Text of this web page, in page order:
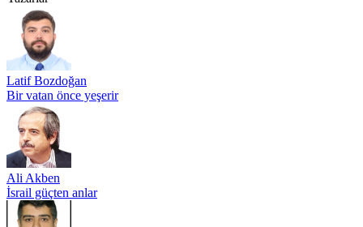
Latif Bozdoğan
Bir vatan önce yeşerir
Ali Akben
İsrail güçten anlar